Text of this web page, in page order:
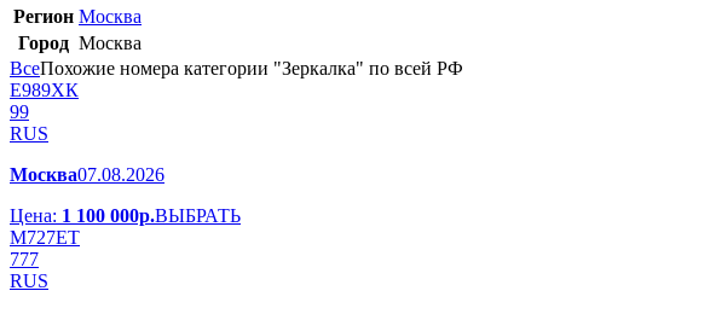
Регион Москва
Город Москва
ВсеПохожие номера категории "Зеркалка" по всей РФ
Е989ХК
99
RUS
Москва07.08.2026
Цена: 1 100 000р.ВЫБРАТЬ
М727ЕТ
777
RUS